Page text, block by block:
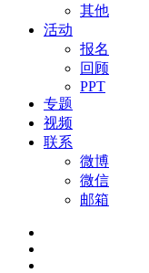
其他
活动
报名
回顾
PPT
专题
视频
联系
微博
微信
邮箱